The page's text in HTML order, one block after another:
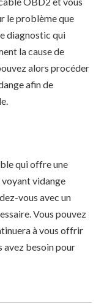
le problème que
diagnostic qui
la cause de
alors procéder
afin de
qui offre une
vidange
vous avec un
Vous pouvez
à vous offrir
avez besoin pour